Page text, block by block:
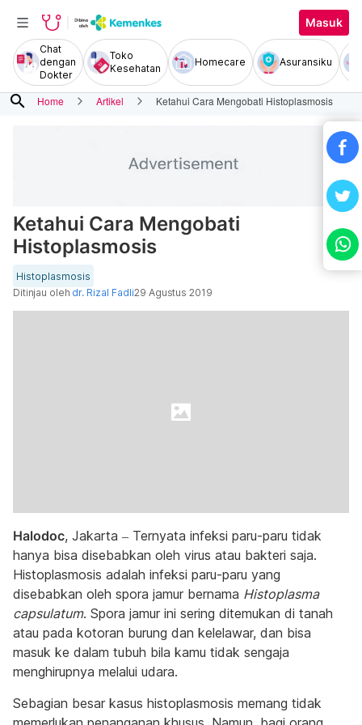
Masuk
Chat
dengan
Dokter
Toko
Kesehatan
Homecare Asuransiku
search Home Artikel Ketahui Cara Mengobati Histoplasmosis
Ketahui Cara Mengobati
Histoplasmosis
Histoplasmosis
Ditinjau oleh dr. Rizal Fadli29 Agustus 2019
Halodoc, Jakarta – Ternyata infeksi paru-paru tidak
hanya bisa disebabkan oleh virus atau bakteri saja.
Histoplasmosis adalah infeksi paru-paru yang
disebabkan oleh spora jamur bernama Histoplasma
capsulatum. Spora jamur ini sering ditemukan di tanah
atau pada kotoran burung dan kelelawar, dan bisa
masuk ke dalam tubuh bila kamu tidak sengaja
menghirupnya melalui udara.
Sebagian besar kasus histoplasmosis memang tidak